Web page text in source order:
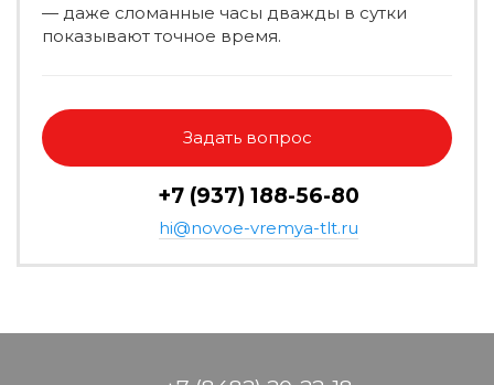
— даже сломанные часы дважды в сутки
показывают точное время.
Задать вопрос
+7 (937) 188-56-80
hi@novoe-vremya-tlt.ru